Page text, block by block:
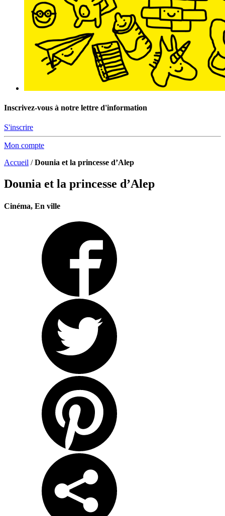
Inscrivez-vous à notre lettre d'information
S'inscrire
Mon compte
Accueil /Dounia et la princesse d’Alep
Dounia et la princesse d’Alep
Cinéma, En ville